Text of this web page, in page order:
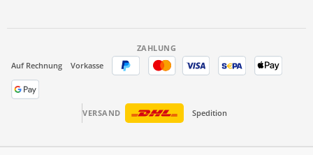
ZAHLUNG
Auf Rechnung
Vorkasse
VERSAND Spedition